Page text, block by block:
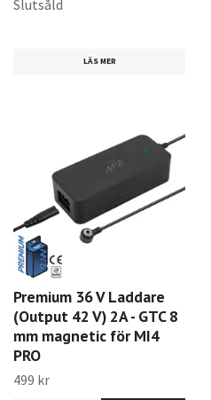
Slutsåld
LÄS MER
Premium 36 V Laddare
(Output 42 V) 2A - GTC 8
mm magnetic för MI4
PRO
499 kr